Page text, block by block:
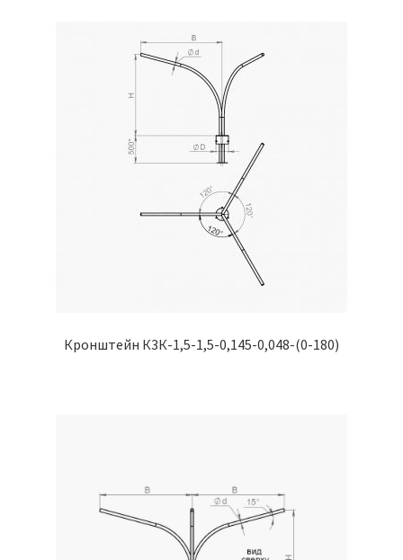
Кронштейн К3К-1,5-1,5-0,145-0,048-(0-180)